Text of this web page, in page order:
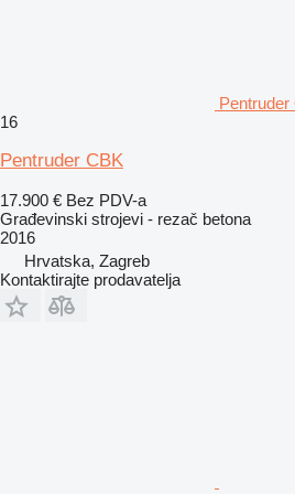
16
Pentruder CBK
17.900 € Bez PDV-a
Građevinski strojevi - rezač betona
2016
Hrvatska, Zagreb
Kontaktirajte prodavatelja